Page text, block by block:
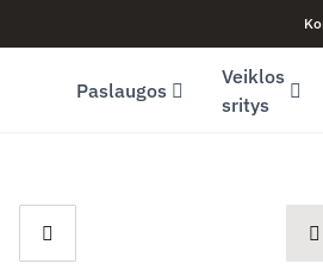
Youtube (opens in new window)
Paslaugos
Veiklos
sritys